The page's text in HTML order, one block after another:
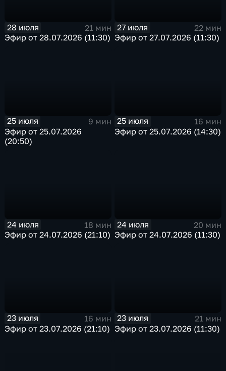
28 июля
21 мин
Эфир от 28.07.2026 (11:30)
27 июля
22 мин
Эфир от 27.07.2026 (11:30)
25 июля
9 мин
Эфир от 25.07.2026
(20:50)
25 июля
16 мин
Эфир от 25.07.2026 (14:30)
24 июля
18 мин
Эфир от 24.07.2026 (21:10)
24 июля
20 мин
Эфир от 24.07.2026 (11:30)
23 июля
16 мин
Эфир от 23.07.2026 (21:10)
23 июля
21 мин
Эфир от 23.07.2026 (11:30)